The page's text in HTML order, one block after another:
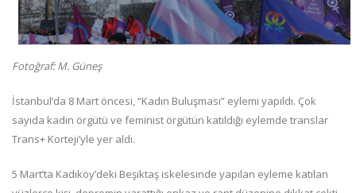
Fotoğraf: M. Güneş
İstanbul’da 8 Mart öncesi, “Kadın Buluşması” eylemi yapıldı. Çok
sayıda kadın örgütü ve feminist örgütün katıldığı eylemde translar
Trans+ Korteji’yle yer aldı.
5 Mart’ta Kadıköy’deki Beşiktaş iskelesinde yapılan eyleme katılan